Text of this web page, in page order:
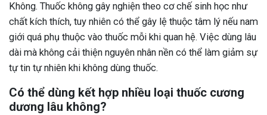
Không. Thuốc không gây nghiện theo cơ chế sinh học như
chất kích thích, tuy nhiên có thể gây lệ thuộc tâm lý nếu nam
giới quá phụ thuộc vào thuốc mỗi khi quan hệ. Việc dùng lâu
dài mà không cải thiện nguyên nhân nền có thể làm giảm sự
tự tin tự nhiên khi không dùng thuốc.
Có thể dùng kết hợp nhiều loại thuốc cương
dương lâu không?